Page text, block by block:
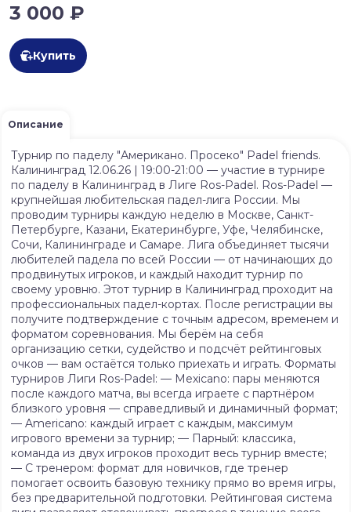
3 000 ₽
Купить
Описание
Турнир по паделу "Американо. Просеко" Padel friends.
Калининград 12.06.26 | 19:00-21:00 — участие в турнире
по паделу в Калининград в Лиге Ros-Padel. Ros-Padel —
крупнейшая любительская падел-лига России. Мы
проводим турниры каждую неделю в Москве, Санкт-
Петербурге, Казани, Екатеринбурге, Уфе, Челябинске,
Сочи, Калининграде и Самаре. Лига объединяет тысячи
любителей падела по всей России — от начинающих до
продвинутых игроков, и каждый находит турнир по
своему уровню. Этот турнир в Калининград проходит на
профессиональных падел-кортах. После регистрации вы
получите подтверждение с точным адресом, временем и
форматом соревнования. Мы берём на себя
организацию сетки, судейство и подсчёт рейтинговых
очков — вам остаётся только приехать и играть. Форматы
турниров Лиги Ros-Padel: — Mexicano: пары меняются
после каждого матча, вы всегда играете с партнёром
близкого уровня — справедливый и динамичный формат;
— Americano: каждый играет с каждым, максимум
игрового времени за турнир; — Парный: классика,
команда из двух игроков проходит весь турнир вместе;
— С тренером: формат для новичков, где тренер
помогает освоить базовую технику прямо во время игры,
без предварительной подготовки. Рейтинговая система